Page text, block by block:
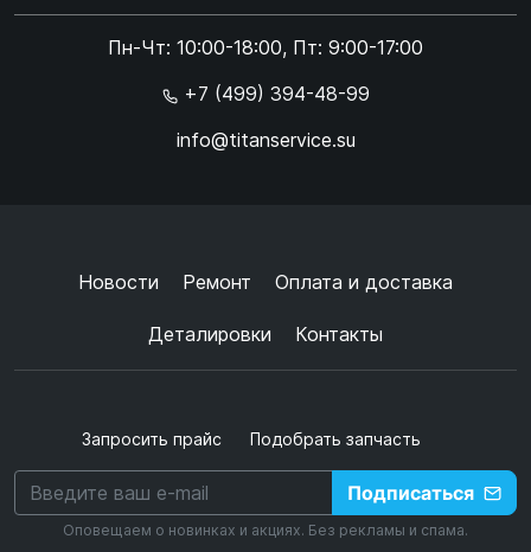
Пн-Чт: 10:00-18:00, Пт: 9:00-17:00
+7 (499) 394-48-99
info@titanservice.su
Новости Ремонт Оплата и доставка
Деталировки Контакты
Запросить прайс Подобрать запчасть
Подписаться
Оповещаем о новинках и акциях. Без рекламы и спама.
Online чат